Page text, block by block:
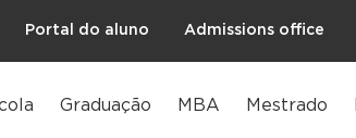
Portal do aluno Admissions office
Graduação MBA Mestrado